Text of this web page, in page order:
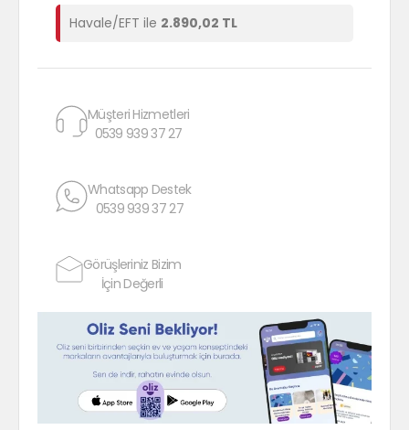
Havale/EFT ile 2.890,02 TL
Müşteri Hizmetleri
0539 939 37 27
Whatsapp Destek
0539 939 37 27
Görüşleriniz Bizim
İçin Değerli